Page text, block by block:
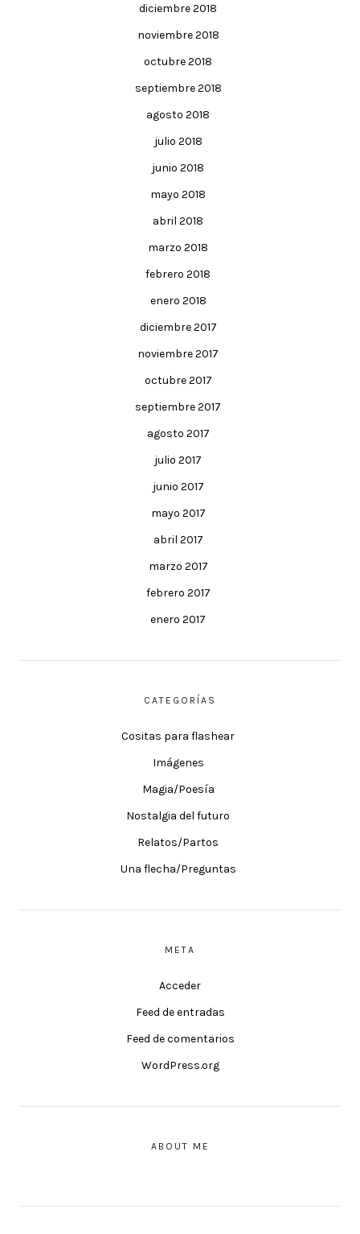
diciembre 2018
noviembre 2018
octubre 2018
septiembre 2018
agosto 2018
julio 2018
junio 2018
mayo 2018
abril 2018
marzo 2018
febrero 2018
enero 2018
diciembre 2017
noviembre 2017
octubre 2017
septiembre 2017
agosto 2017
julio 2017
junio 2017
mayo 2017
abril 2017
marzo 2017
febrero 2017
enero 2017
CATEGORÍAS
Cositas para flashear
Imágenes
Magia/Poesía
Nostalgia del futuro
Relatos/Partos
Una flecha/Preguntas
META
Acceder
Feed de entradas
Feed de comentarios
WordPress.org
ABOUT ME